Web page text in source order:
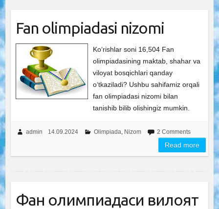
Fan olimpiadasi nizomi
Ko‘rishlar soni 16,504 Fan
olimpiadasining maktab, shahar va
viloyat bosqichlari qanday
o‘tkaziladi? Ushbu sahifamiz orqali
fan olimpiadasi nizomi bilan
tanishib bilib olishingiz mumkin.
admin 14.09.2024 Olimpiada, Nizom 2 Comments
Read more
Фан олимпиадаси вилоят